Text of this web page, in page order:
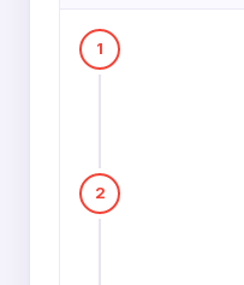
1
2